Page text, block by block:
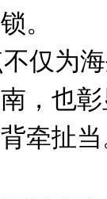
。
仅为
，也
牵扯